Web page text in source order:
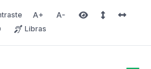
Aumentar fonte
Diminuir fonteÁrea selecionada
Espaço
Libras